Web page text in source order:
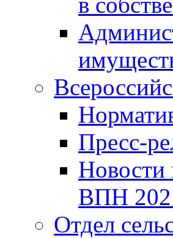
Пресс-
Новости
ВПН
Отдел